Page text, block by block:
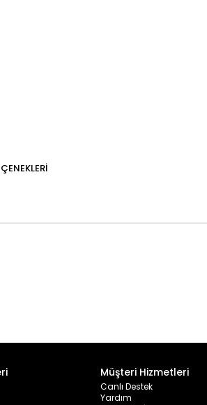
Müşteri Hizmetleri
Canlı Destek
Yardım